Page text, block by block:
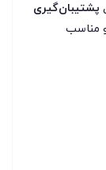
پشتیبان‌گیری
مناسب